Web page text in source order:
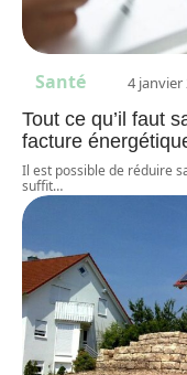
Santé 4 janvier
Tout ce qu’il faut
facture
Il est possible de réduire
suffit…